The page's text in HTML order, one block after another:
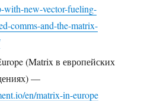
with-new-vector-fueling-
comms-and-the-matrix-
(Matrix в европейских
—
en/matrix-in-europe